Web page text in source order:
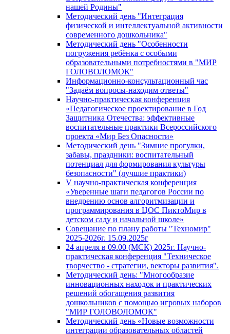
нашей Родины"
Методический день "Интеграция
физической и интеллектуальной активности
современного дошкольника"
Методический день "Особенности
погружения ребёнка с особыми
образовательными потребностями в "МИР
ГОЛОВОЛОМОК"
Информационно-консультационный час
"Задаём вопросы-находим ответы"
Научно-практическая конференция
«Педагогическое проектирование в Год
Защитника Отечества: эффективные
воспитательные практики Всероссийского
проекта «Мир Без Опасности»
Методический день "Зимние прогулки,
забавы, праздники: воспитательный
потенциал для формирования культуры
безопасности" (лучшие практики)
V научно-практическая конференция
«Уверенные шаги педагогов России по
внедрению основ алгоритмизации и
программирования в ЦОС ПиктоМир в
детском саду и начальной школе»
Совещание по плану работы "Техномир"
2025-2026г. 15.09.2025г
24 апреля в 09.00 (МСК) 2025г. Научно-
практическая конференция "Техническое
творчество - стратегии, векторы развития".
Методический день: "Многообразие
инновационных находок и практических
решений обогащения развития
дошкольников с помощью игровых наборов
"МИР ГОЛОВОЛОМОК"
Методический день «Новые возможности
интеграции образовательных областей